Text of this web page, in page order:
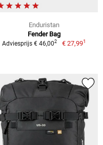
Enduristan
Fender Bag
Adviesprijs € 46,002 € 27,991